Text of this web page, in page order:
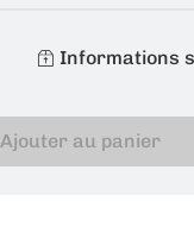
Informations
Ajouter au panier